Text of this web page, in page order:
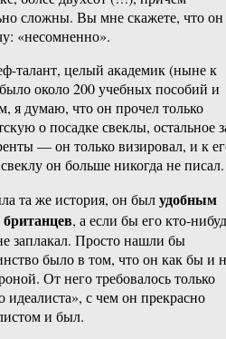
сложны. Вы мне скажете, что он
«несомненно».
талант, целый академик (ныне к
около 200 учебных пособий и
я думаю, что он прочел только
о посадке свеклы, остальное
— он только визировал, и к
он больше никогда не писал.
та же история, он былудобным
, а если бы его кто-
заплакал. Просто нашли бы
было в том, что он как бы и
От него требовалось только
идеалиста», с чем он прекрасно
и был.